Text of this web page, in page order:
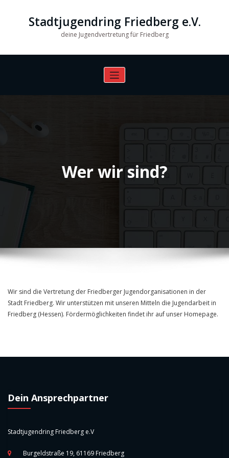
Stadtjugendring Friedberg e.V.
deine Jugendvertretung für Friedberg
Wer wir sind?
Wir sind die Vertretung der Friedberger Jugendorganisationen in der
Stadt Friedberg. Wir unterstützen mit unseren Mitteln die Jugendarbeit in
Friedberg (Hessen). Fördermöglichkeiten findet ihr auf unser Homepage.
Dein Ansprechpartner
Stadtjugendring Friedberg e.V
Burgeldstraße 19, 61169 Friedberg